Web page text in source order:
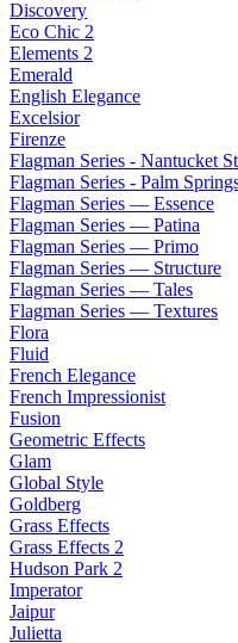
Discovery
Eco Chic 2
Elements 2
Emerald
English Elegance
Excelsior
Firenze
Flagman Series - Nantucket
Flagman Series - Palm
Flagman Series — Essence
Flagman Series — Patina
Flagman Series — Primo
Flagman Series — Structure
Flagman Series — Tales
Flagman Series — Textures
Flora
Fluid
French Elegance
French Impressionist
Fusion
Geometric Effects
Glam
Global Style
Goldberg
Grass Effects
Grass Effects 2
Hudson Park 2
Imperator
Jaipur
Julietta